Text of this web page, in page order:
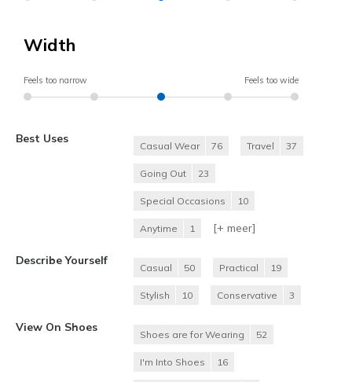
Width
Feels too narrow Feels too wide
Best Uses
Casual Wear 76 Travel 37
Going Out 23
Special Occasions 10
Anytime 1 [+ meer]
Describe Yourself
Casual 50 Practical 19
Stylish 10 Conservative 3
View On Shoes
Shoes are for Wearing 52
I'm Into Shoes 16